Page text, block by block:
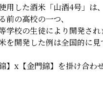
用した酒米「山酒4号」は
前の高校の一つ、
学校の生徒により開発され
を開発した例は全国的に
】x【金門錦】を掛け合わ